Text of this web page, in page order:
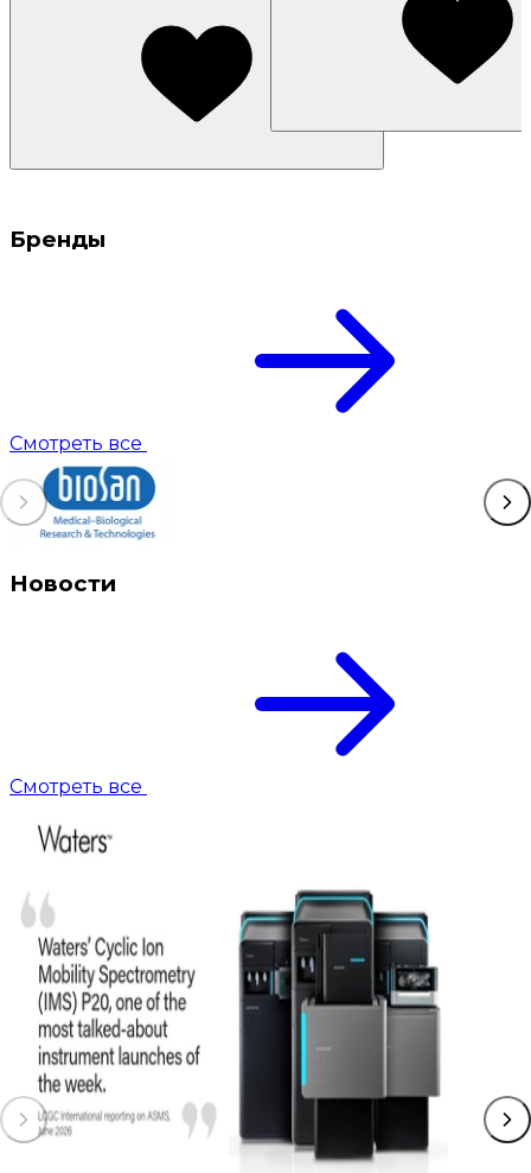
Бренды
Смотреть все
Новости
Смотреть все